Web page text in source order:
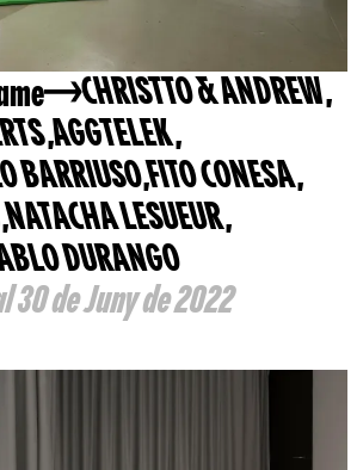
CHRISTTO & ANDREW,
,AGGTELEK,
BARRIUSO,FITO CONESA,
,NATACHA LESUEUR,
DURANGO
30 de Juny de 2022